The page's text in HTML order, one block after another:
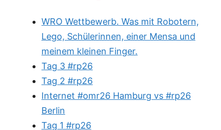
WRO Wettbewerb. Was mit Robotern,
Lego, Schülerinnen, einer Mensa und
meinem kleinen Finger.
Tag 3 #rp26
Tag 2 #rp26
Internet #omr26 Hamburg vs #rp26
Berlin
Tag 1 #rp26